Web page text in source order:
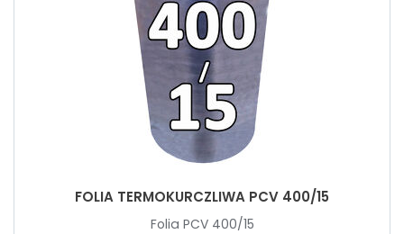
FOLIA TERMOKURCZLIWA PCV 400/15
Folia PCV 400/15